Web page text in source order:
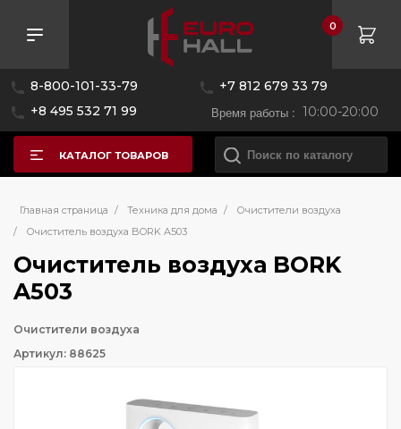
8-800-101-33-79
+7 812 679 33 79
+8 495 532 71 99
Время работы : 10:00-20:00
0
КАТАЛОГ ТОВАРОВ
Главная страница / Техника для дома /
Очистители воздуха
/
Очиститель воздуха BORK A503
Очиститель воздуха BORK
A503
Очистители воздуха
Артикул: 88625